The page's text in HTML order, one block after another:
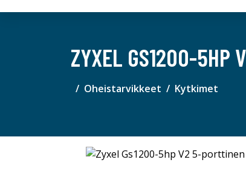
ZYXEL GS1200-5HP
Oheistarvikkeet Kytkimet